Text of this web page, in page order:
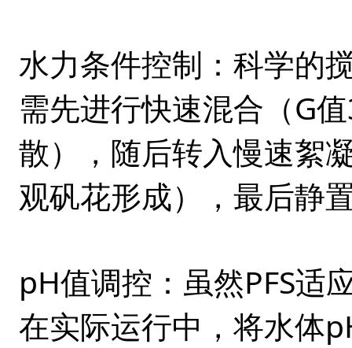
水力条件控制 ：科学的
需先进行快速混合（G
散），随后转入慢速絮
观矾花形成），最后静
pH值调控 ：虽然PFS
在实际运行中，将水体